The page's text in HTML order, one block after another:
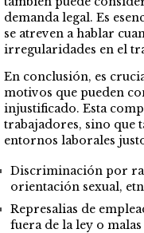
demanda legal. Es
se atreven a hablar
irregularidades en el
En conclusión, es
motivos que pueden
injustificado. Esta
trabajadores, sino que
entornos laborales
Discriminación por
orientación sexual,
Represalias de
fuera de la ley o